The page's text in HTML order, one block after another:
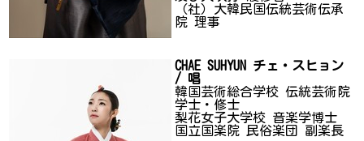
（社）大韓民国伝統芸術伝承
院 理事
CHAE SUHYUN チェ・スヒョン
/ 唱
韓国芸術総合学校 伝統芸術院
学士・修士
梨花女子大学校 音楽学博士
国立国楽院 民俗楽団 副楽長